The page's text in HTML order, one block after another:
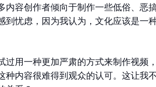
内容创作者倾向于制作一些低俗、恶
到忧虑，因为我认为，文化应该是一
过用一种更加严肃的方式来制作视频
种内容很难得到观众的认可。这让我